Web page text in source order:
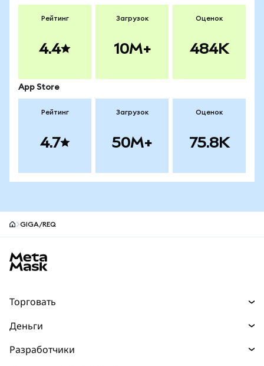
Рейтинг
4.4
Загрузок
10M+
Оценок
484K
App Store
Рейтинг
4.7
Загрузок
50M+
Оценок
75.8K
GIGA/REQ
Торговать
Прогнозы
Деньги
Разработчики